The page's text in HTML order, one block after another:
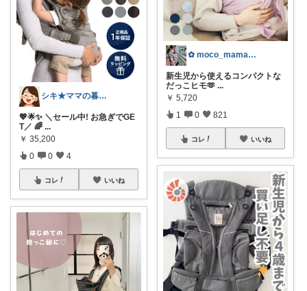
シキ★ママの暮らし、キッズ
💖🌟✨ ＼セール中! お急ぎでGE
T／ 🌈 ...
￥ 35,200
0 0 4
コレ いいね
✿ moco_mama_life ✿
新生児から使えるコンパクトな
だっこヒモ🫶 ...
￥ 5,720
1 0 821
コレ いいね